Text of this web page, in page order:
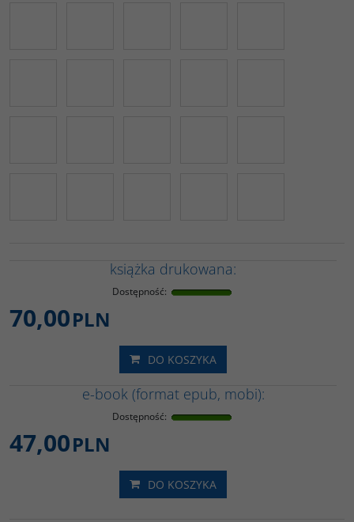
książka drukowana:
Dostępność:
70,00PLN
DO KOSZYKA
e-book (format epub, mobi):
Dostępność:
47,00PLN
DO KOSZYKA